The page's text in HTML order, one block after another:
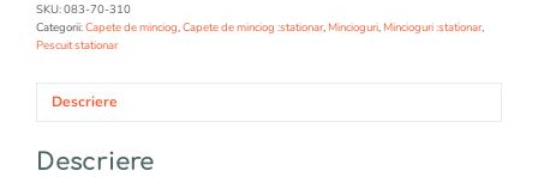
Match
SKU:083-70-310
Categorii:Capete de minciog,Capete de minciog :stationar,Mincioguri,Mincioguri :stationar,
Pescuit stationar
Descriere
Descriere